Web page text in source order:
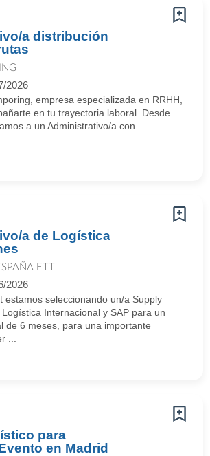
a distribución
2026
empresa especializada en RRHH,
en tu trayectoria laboral. Desde
a un Administrativo/a con
a de Logística
ETT
2026
estamos seleccionando un/a Supply
Internacional y SAP para un
de 6 meses, para una importante
...
para
en Madrid